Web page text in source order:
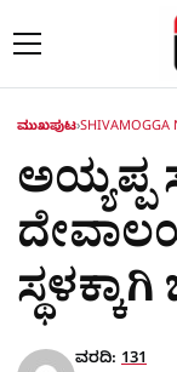
ಮುಖಪುಟ›SHIVAMOGGA
ಅಯ್ಯಪ್ಪ
ವರದಿ: 131